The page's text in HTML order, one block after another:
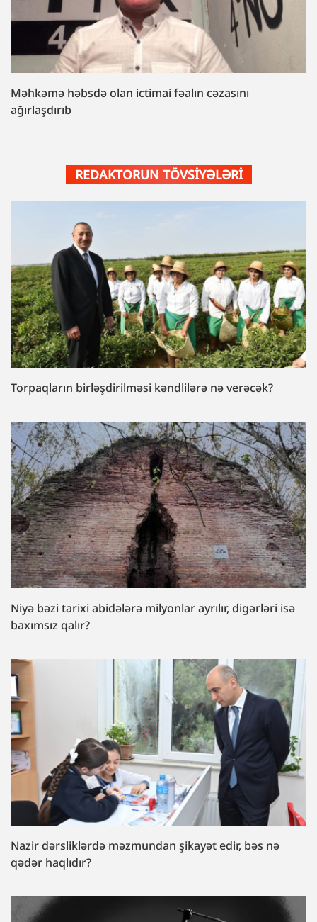
Məhkəmə həbsdə olan ictimai fəalın cəzasını
ağırlaşdırıb
REDAKTORUN TÖVSIYƏLƏRI
Torpaqların birləşdirilməsi kəndlilərə nə verəcək?
Niyə bəzi tarixi abidələrə milyonlar ayrılır, digərləri isə
baxımsız qalır?
Nazir dərsliklərdə məzmundan şikayət edir, bəs nə
qədər haqlıdır?